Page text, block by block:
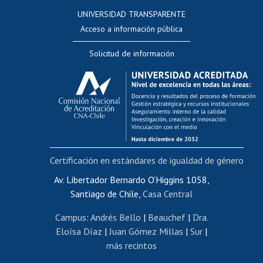
Evaluación docente
Calificación académica
Postulación al AUCAI
Funcionarias/os
Cursos internos de capacitación
Bienestar del personal
Portal de movilidad interna
Certificado de renta
Certificado de renta honorarios
Editar páginas blancas
Extranjeras/os
UNIVERSIDAD TRANSPARENTE
Acceso a información pública
Solicitud de información
Av. Libertador Bernardo O'Higgins 1058,
Santiago de Chile, Casa Central
Campus: Andrés Bello | Beauchef| Dra.
Eloísa Díaz | Juan Gómez Millas | Sur |
más recintos
Certificación en estándares de igualdad de género